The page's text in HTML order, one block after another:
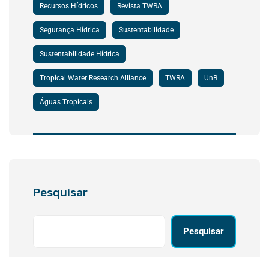
Recursos Hídricos Revista TWRA
Segurança Hídrica Sustentabilidade
Sustentabilidade Hídrica
Tropical Water Research Alliance TWRA UnB
Águas Tropicais
Pesquisar
Pesquisar